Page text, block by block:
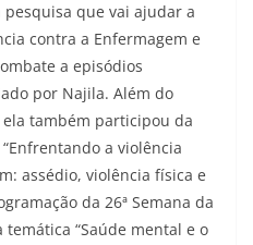
que vai ajudar a
contra a Enfermagem e
a episódios
por Najila. Além do
também participou da
a violência
assédio, violência física e
da 26ª Semana da
“Saúde mental e o